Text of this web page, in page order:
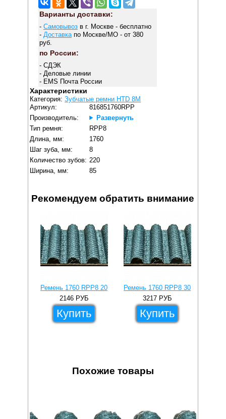
Варианты доставки:
- Самовывозв г. Москве - бесплатно
- Доставкапо Москве/МО - от 380
руб.
по России:
- СДЭК
- Деловые линии
- EMS Почта России
Характеристики
Категория:Зубчатые ремни HTD 8M
Артикул:
816851760RPP
Производитель:
Развернуть
Тип ремня:
RPP8
Длина, мм:
1760
Шаг зуба, мм:
8
Количество зубов: 220
Ширина, мм:
85
Рекомендуем обратить внимание
Ремень 1760 RPP8 20
2146 РУБ
Купить
Ремень 1760 RPP8 30
3217 РУБ
Купить
Похожие товары